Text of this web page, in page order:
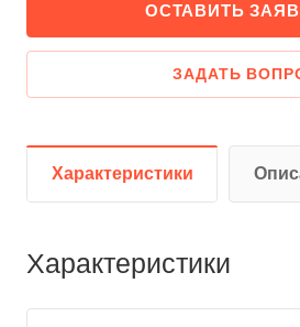
ОСТАВИТЬ
ЗАДАТЬ
Характеристики
Характеристики